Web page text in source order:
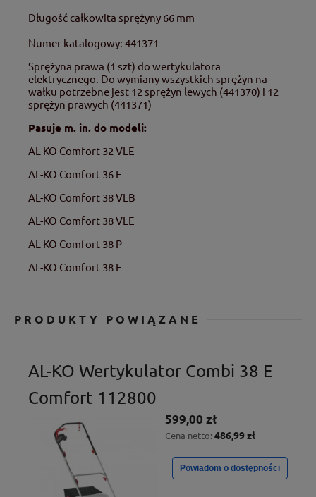
Długość całkowita sprężyny 66 mm
Numer katalogowy: 441371
Sprężyna prawa (1 szt) do wertykulatora
elektrycznego. Do wymiany wszystkich sprężyn na
wałku potrzebne jest 12 sprężyn lewych (441370) i 12
sprężyn prawych (441371)
Pasuje m. in. do modeli:
AL-KO Comfort 32 VLE
AL-KO Comfort 36 E
AL-KO Comfort 38 VLB
AL-KO Comfort 38 VLE
AL-KO Comfort 38 P
AL-KO Comfort 38 E
PRODUKTY POWIĄZANE
AL-KO Wertykulator Combi 38 E
Comfort 112800
599,00 zł
Cena netto: 486,99 zł
Powiadom o dostępności